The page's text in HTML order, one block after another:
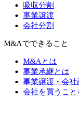
吸収分割
事業譲渡
会社分割
M&Aでできること
M&Aとは
事業承継とは
事業譲渡・会
会社を買うこ